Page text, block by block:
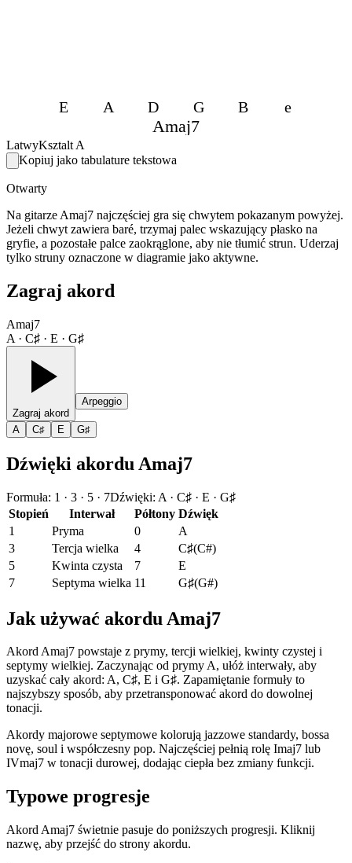
E A D G B e
Amaj7
LatwyKsztalt A
Kopiuj jako tabulature tekstowa
Otwarty
Na gitarze Amaj7 najczęściej gra się chwytem pokazanym powyżej.
Jeżeli chwyt zawiera baré, trzymaj palec wskazujący płasko na
gryfie, a pozostałe palce zaokrąglone, aby nie tłumić strun. Uderzaj
tylko struny oznaczone w diagramie jako aktywne.
Zagraj akord
Amaj7
A · C♯ · E · G♯
Zagraj akord
Arpeggio
A C♯ E G♯
Dźwięki akordu Amaj7
Formuła: 1 · 3 · 5 · 7Dźwięki: A · C♯ · E · G♯
Stopień
Interwał Półtony Dźwięk
1
Pryma 0
A
3
Tercja wielka 4 C♯(C#)
5
Kwinta czysta 7
E
7
Septyma wielka 11 G♯(G#)
Jak używać akordu Amaj7
Akord Amaj7 powstaje z prymy, tercji wielkiej, kwinty czystej i
septymy wielkiej. Zaczynając od prymy A, ułóż interwały, aby
uzyskać cały akord: A, C♯, E i G♯. Zapamiętanie formuły to
najszybszy sposób, aby przetransponować akord do dowolnej
tonacji.
Akordy majorowe septymowe kolorują jazzowe standardy, bossa
novę, soul i współczesny pop. Najczęściej pełnią rolę Imaj7 lub
IVmaj7 w tonacji durowej, dodając ciepła bez zmiany funkcji.
Typowe progresje
Akord Amaj7 świetnie pasuje do poniższych progresji. Kliknij
nazwę, aby przejść do strony akordu.